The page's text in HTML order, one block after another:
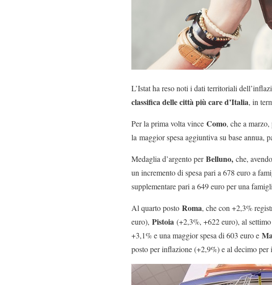
L’Istat ha reso noti i dati territoriali
classifica delle città più care d’Italia, in
Per la prima volta vince Como, che a
la maggior spesa aggiuntiva su base annua,
Medaglia d’argento perBelluno, che,
un incremento di spesa pari a 678 euro a
supplementare pari a 649 euro per una
Al quarto posto Roma, che con +2,3%
euro), Pistoia (+2,3%, +622 euro), al
+3,1% e una maggior spesa di 603 euro e
posto per inflazione (+2,9%) e al decimo per